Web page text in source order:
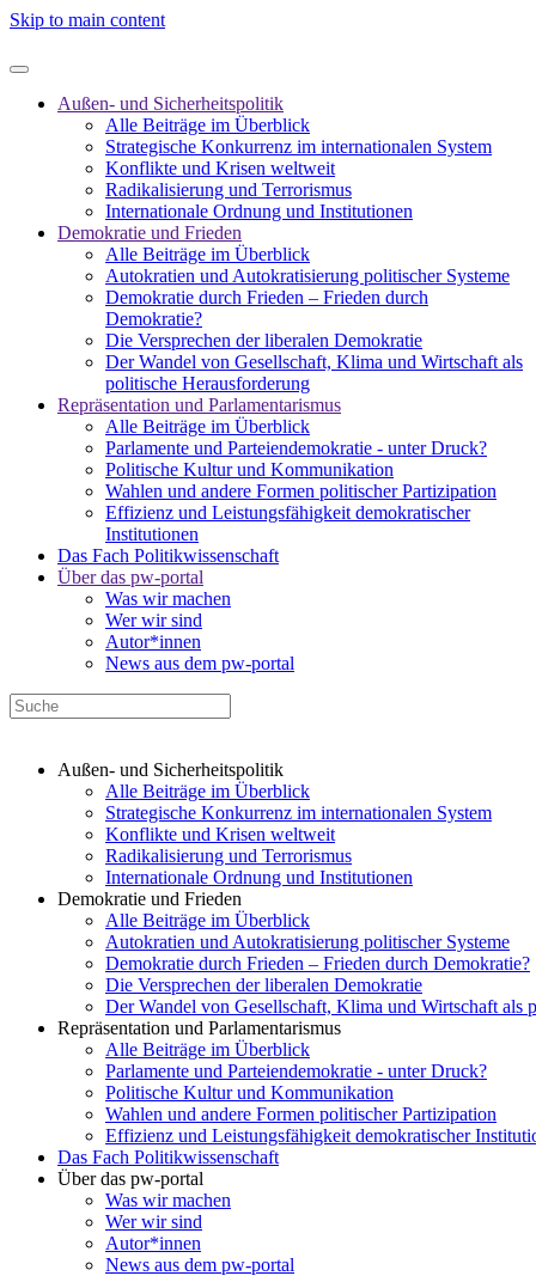
Skip to main content
Außen- und Sicherheitspolitik
Alle Beiträge im Überblick
Strategische Konkurrenz im internationalen System
Konflikte und Krisen weltweit
Radikalisierung und Terrorismus
Internationale Ordnung und Institutionen
Demokratie und Frieden
Alle Beiträge im Überblick
Autokratien und Autokratisierung politischer Systeme
Demokratie durch Frieden – Frieden durch
Demokratie?
Die Versprechen der liberalen Demokratie
Der Wandel von Gesellschaft, Klima und Wirtschaft als
politische Herausforderung
Repräsentation und Parlamentarismus
Alle Beiträge im Überblick
Parlamente und Parteiendemokratie - unter Druck?
Politische Kultur und Kommunikation
Wahlen und andere Formen politischer Partizipation
Effizienz und Leistungsfähigkeit demokratischer
Institutionen
Das Fach Politikwissenschaft
Über das pw-portal
Was wir machen
Wer wir sind
Autor*innen
News aus dem pw-portal
Außen- und Sicherheitspolitik
Alle Beiträge im Überblick
Strategische Konkurrenz im internationalen System
Konflikte und Krisen weltweit
Radikalisierung und Terrorismus
Internationale Ordnung und Institutionen
Demokratie und Frieden
Alle Beiträge im Überblick
Autokratien und Autokratisierung politischer Systeme
Demokratie durch Frieden – Frieden durch Demokratie?
Die Versprechen der liberalen Demokratie
Der Wandel von Gesellschaft, Klima und Wirtschaft als
Repräsentation und Parlamentarismus
Alle Beiträge im Überblick
Parlamente und Parteiendemokratie - unter Druck?
Politische Kultur und Kommunikation
Wahlen und andere Formen politischer Partizipation
Effizienz und Leistungsfähigkeit demokratischer
Das Fach Politikwissenschaft
Über das pw-portal
Was wir machen
Wer wir sind
Autor*innen
News aus dem pw-portal